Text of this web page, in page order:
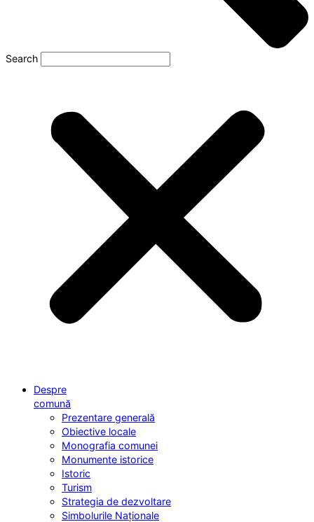
Search
Despre
comună
Prezentare generală
Obiective locale
Monografia comunei
Monumente istorice
Istoric
Turism
Strategia de dezvoltare
Simbolurile Naționale